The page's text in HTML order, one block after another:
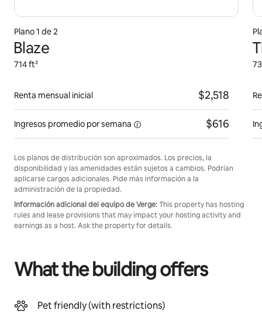
Plano 1 de 2
Blaze
714 ft²
Renta mensual inicial $2,518
Ingresos promedio porsemana $616
Los planos de distribución son aproximados. Los precios, la
disponibilidad y las amenidades están sujetos a cambios. Podrían
aplicarse cargos adicionales. Pide más información a la
administración de la propiedad.
Información adicional del equipo de Verge:This property has hosting
rules and lease provisions that may impact your hosting activity and
earnings as a host. Ask the property for details.
What the building offers
Pet friendly (with restrictions)